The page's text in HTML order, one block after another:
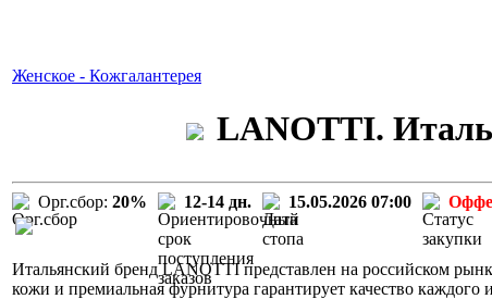
Женское - Кожгалантерея
LANOTTI.
Орг.сбор: 20% 12-14 дн. 15.05.2026 07:00
Итальянский бренд LANOTTI представлен на российском
кожи и премиальная фурнитура гарантирует качество